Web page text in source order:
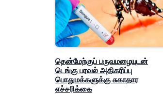
தென்மேற்குப் பருவமழையுடன்
டெங்கு பரவல் அதிகரிப்பு
பொதுமக்களுக்கு சுகாதார
எச்சரிக்கை